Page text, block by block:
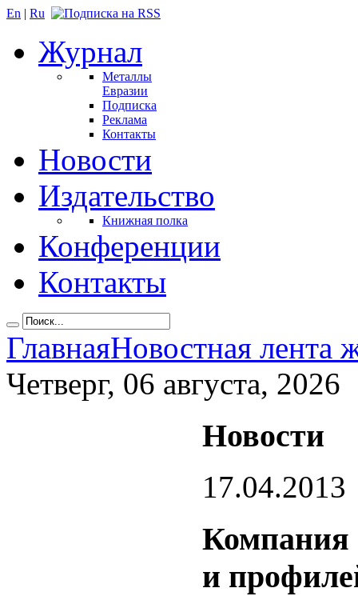
En | Ru
Журнал
Металлы
Евразии
Подписка
Реклама
Контакты
Новости
Издательство
Книжная полка
Конференции
Контакты
ГлавнаяНовостная лента
Четверг, 06 августа, 2026
Новости
17.04.2013
Компания
и